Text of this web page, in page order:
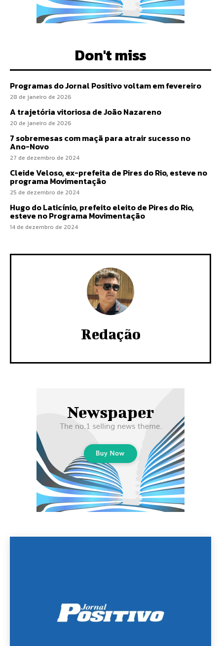
Don't miss
Programas do Jornal Positivo voltam em fevereiro
28 de janeiro de 2026
A trajetória vitoriosa de João Nazareno
20 de janeiro de 2026
7 sobremesas com maçã para atrair sucesso no
Ano-Novo
27 de dezembro de 2024
Cleide Veloso, ex-prefeita de Pires do Rio, esteve no
programa Movimentação
25 de dezembro de 2024
Hugo do Laticínio, prefeito eleito de Pires do Rio,
esteve no Programa Movimentação
14 de dezembro de 2024
Redação